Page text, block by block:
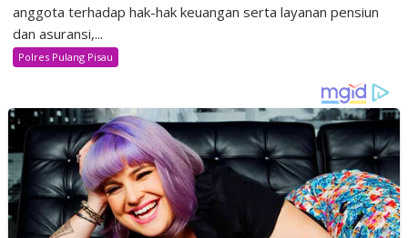
anggota terhadap hak-hak keuangan serta layanan pensiun
dan asuransi,...
Polres Pulang Pisau